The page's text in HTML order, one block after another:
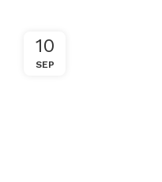
10
SEP